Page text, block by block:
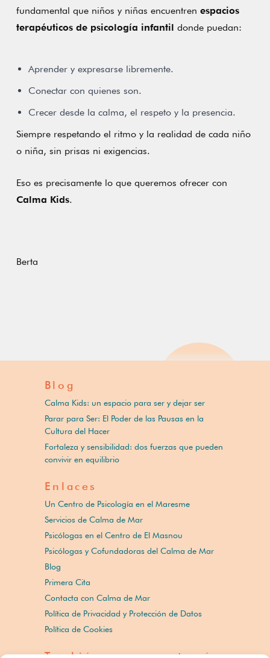
fundamental que niños y niñas encuentren espacios
terapéuticos de psicología infantil donde puedan:
Aprender y expresarse libremente.
Conectar con quienes son.
Crecer desde la calma, el respeto y la presencia.
Siempre respetando el ritmo y la realidad de cada niño
o niña, sin prisas ni exigencias.
Eso es precisamente lo que queremos ofrecer con
Calma Kids.
Berta
Blog
Calma Kids: un espacio para ser y dejar ser
Parar para Ser: El Poder de las Pausas en la
Cultura del Hacer
Fortaleza y sensibilidad: dos fuerzas que pueden
convivir en equilibrio
Enlaces
Un Centro de Psicología en el Maresme
Servicios de Calma de Mar
Psicólogas en el Centro de El Masnou
Psicólogas y Cofundadoras del Calma de Mar
Blog
Primera Cita
Contacta con Calma de Mar
Política de Privacidad y Protección de Datos
Política de Cookies